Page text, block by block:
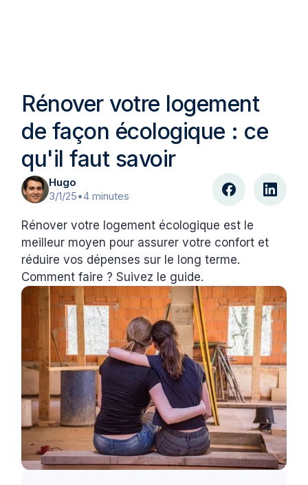
Rénover votre logement
de façon écologique : ce
qu'il faut savoir
Hugo
3/1/25•4 minutes
Rénover votre logement écologique est le
meilleur moyen pour assurer votre confort et
réduire vos dépenses sur le long terme.
Comment faire ? Suivez le guide.